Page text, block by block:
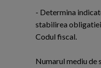
- Determina
stabilirea
Codul fiscal.
Numarul mediu de